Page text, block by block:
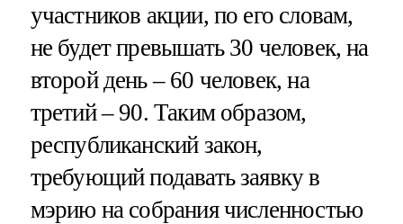
участников акции, по его словам,
не будет превышать 30 человек, на
второй день – 60 человек, на
третий – 90. Таким образом,
республиканский закон,
требующий подавать заявку в
мэрию на собрания численностью